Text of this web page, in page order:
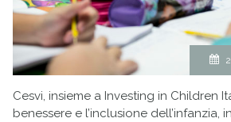
Cesvi, insieme a Investing in Children
benessere e l’inclusione dell’infanzia,